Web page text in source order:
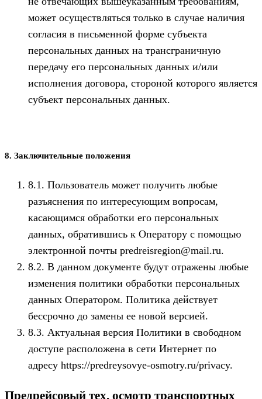
может осуществляться только в случае наличия
согласия в письменной форме субъекта
персональных данных на трансграничную
передачу его персональных данных и/или
исполнения договора, стороной которого является
субъект персональных данных.
8. Заключительные положения
8.1. Пользователь может получить любые
разъяснения по интересующим вопросам,
касающимся обработки его персональных
данных, обратившись к Оператору с помощью
электронной почты predreisregion@mail.ru.
8.2. В данном документе будут отражены любые
изменения политики обработки персональных
данных Оператором. Политика действует
бессрочно до замены ее новой версией.
8.3. Актуальная версия Политики в свободном
доступе расположена в сети Интернет по
адресу https://predreysovye-osmotry.ru/privacy.
Предрейсовый тех. осмотр транспортных